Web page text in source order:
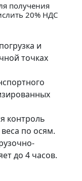
получения
20% НДС
и
точках
контроль
по осям.
до 4 часов.